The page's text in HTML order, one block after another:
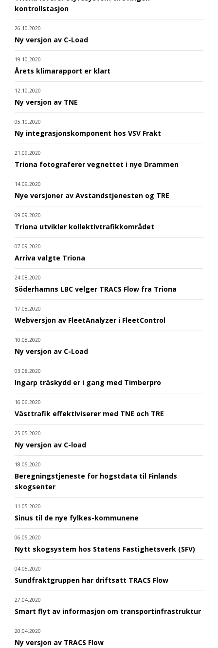
kontrollstasjon
26.10.2020
Ny versjon av C-Load
19.10.2020
Årets klimarapport er klart
12.10.2020
Ny versjon av TNE
05.10.2020
Ny integrasjonskomponent hos VSV Frakt
21.09.2020
Triona fotograferer vegnettet i nye Drammen
14.09.2020
Nye versjoner av Avstandstjenesten og TRE
09.09.2020
Triona utvikler kollektivtrafikkområdet
07.09.2020
Arriva valgte Triona
24.08.2020
Söderhamns LBC velger TRACS Flow fra Triona
17.08.2020
Webversjon av FleetAnalyzer i FleetControl
10.08.2020
Ny versjon av C-Load
03.08.2020
Ingarp träskydd er i gang med Timberpro
16.06.2020
Västtrafik effektiviserer med TNE och TRE
25.05.2020
Ny versjon av C-load
18.05.2020
Beregningstjeneste for hogstdata til Finlands
skogsenter
11.05.2020
Sinus til de nye fylkes-kommunene
06.05.2020
Nytt skogsystem hos Statens Fastighetsverk (SFV)
04.05.2020
Sundfraktgruppen har driftsatt TRACS Flow
27.04.2020
Smart flyt av informasjon om transportinfrastruktur
20.04.2020
Ny versjon av TRACS Flow